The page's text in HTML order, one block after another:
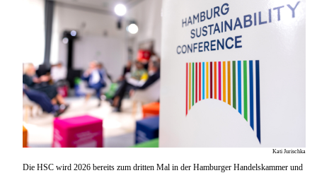
Kati Jurischka
Die HSC wird 2026 bereits zum dritten Mal in der Hamburger Handelskammer und